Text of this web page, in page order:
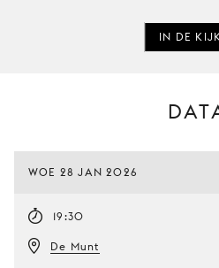
IN DE
WOE 28 JAN 2026
19:30
De Munt